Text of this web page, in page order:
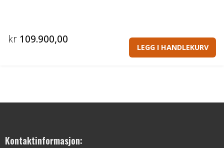
kr 109.900,00
LEGG I HANDLEKURV
Kontaktinformasjon: